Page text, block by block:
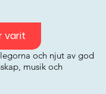
och njut av god
musik och
varit